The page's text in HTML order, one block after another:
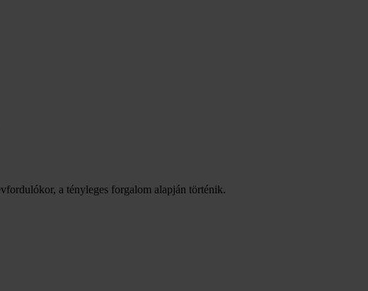
a tényleges forgalom alapján történik.